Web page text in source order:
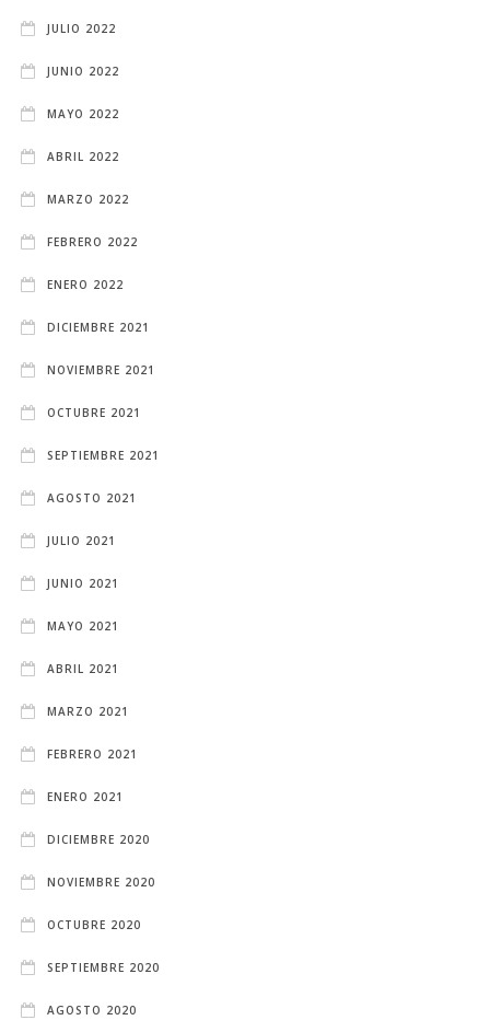
JULIO 2022
JUNIO 2022
MAYO 2022
ABRIL 2022
MARZO 2022
FEBRERO 2022
ENERO 2022
DICIEMBRE 2021
NOVIEMBRE 2021
OCTUBRE 2021
SEPTIEMBRE 2021
AGOSTO 2021
JULIO 2021
JUNIO 2021
MAYO 2021
ABRIL 2021
MARZO 2021
FEBRERO 2021
ENERO 2021
DICIEMBRE 2020
NOVIEMBRE 2020
OCTUBRE 2020
SEPTIEMBRE 2020
AGOSTO 2020